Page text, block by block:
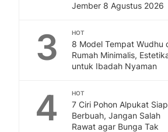
Jember 8 Agustus 2026
3 HOT
8 Model Tempat Wudhu
Rumah Minimalis,
untuk Ibadah Nyaman
4 HOT
7 Ciri Pohon Alpukat Siap
Berbuah, Jangan Salah
Rawat agar Bunga Tak